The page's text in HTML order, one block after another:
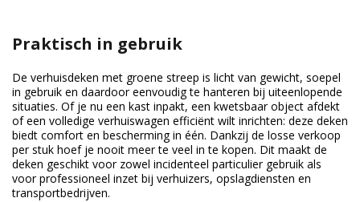
Praktisch in gebruik
De verhuisdeken met groene streep is licht van gewicht, soepel
in gebruik en daardoor eenvoudig te hanteren bij uiteenlopende
situaties. Of je nu een kast inpakt, een kwetsbaar object afdekt
of een volledige verhuiswagen efficiënt wilt inrichten: deze deken
biedt comfort en bescherming in één. Dankzij de losse verkoop
per stuk hoef je nooit meer te veel in te kopen. Dit maakt de
deken geschikt voor zowel incidenteel particulier gebruik als
voor professioneel inzet bij verhuizers, opslagdiensten en
transportbedrijven.